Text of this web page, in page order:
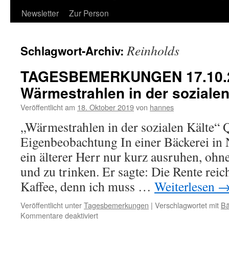
Newsletter
Zur Person
Schlagwort-Archiv:Reinholds
TAGESBEMERKUNGEN
Wärmestrahlen in der
Veröffentlicht am 18. Oktober 2019von hannes
„Wärmestrahlen in der sozialen Kälte“
Eigenbeobachtung In einer Bäckerei
ein älterer Herr nur kurz ausruhen,
und zu trinken. Er sagte: Die Rente
Kaffee, denn ich muss … Weiterlesen
Veröffentlicht unterTagesbemerkungen | Verschlagwortet mit
Kommentare deaktiviertfür